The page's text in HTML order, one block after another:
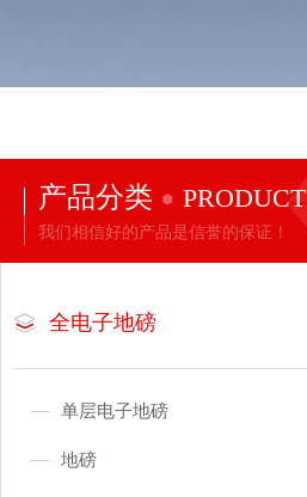
产品分类 PRODUCT
我们相信好的产品是信誉的保证！
全电子地磅
单层电子地磅
地磅